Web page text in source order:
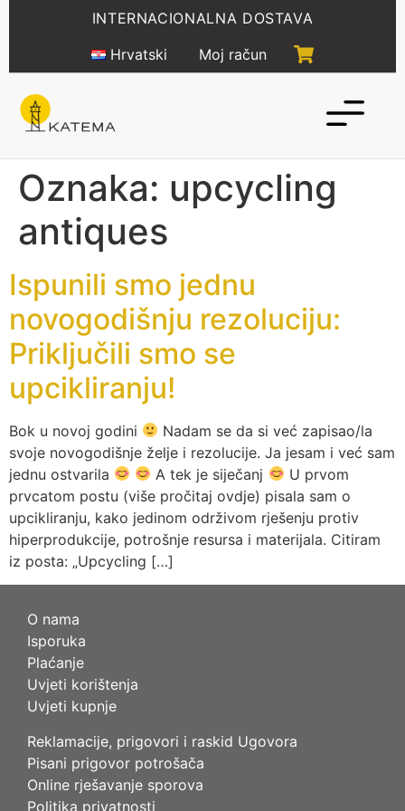
INTERNACIONALNA DOSTAVA
Hrvatski
Moj račun
Oznaka: upcycling
antiques
Ispunili smo jednu
novogodišnju rezoluciju:
Priključili smo se
upcikliranju!
Bok u novoj godini
Nadam se da si već zapisao/la
svoje novogodišnje želje i rezolucije. Ja jesam i već sam
jednu ostvarila
A tek je siječanj
U prvom
prvcatom postu (više pročitaj ovdje) pisala sam o
upcikliranju, kako jedinom održivom rješenju protiv
hiperprodukcije, potrošnje resursa i materijala. Citiram
iz posta: „Upcycling […]
O nama
Isporuka
Plaćanje
Uvjeti korištenja
Uvjeti kupnje
Reklamacije, prigovori i raskid Ugovora
Pisani prigovor potrošača
Online rješavanje sporova
Politika privatnosti